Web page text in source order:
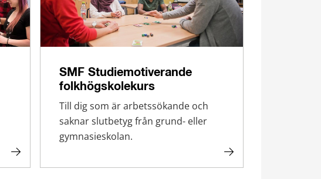
SMF Studiemotiverande
folkhögskolekurs
Till dig som är arbetssökande och
saknar slutbetyg från grund- eller
gymnasieskolan.